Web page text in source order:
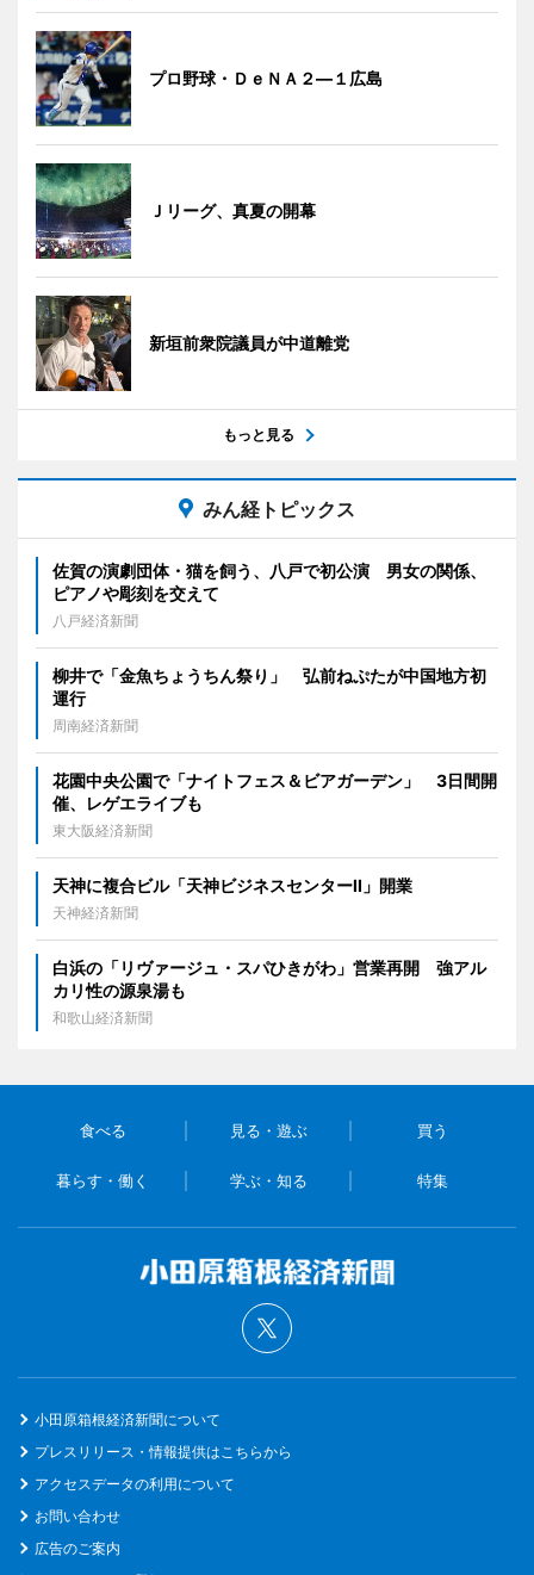
プロ野球・ＤｅＮＡ２―１広島
Ｊリーグ、真夏の開幕
新垣前衆院議員が中道離党
もっと見る
みん経トピックス
佐賀の演劇団体・猫を飼う、八戸で初公演 男女の関係、
ピアノや彫刻を交えて
八戸経済新聞
柳井で「金魚ちょうちん祭り」 弘前ねぷたが中国地方初
運行
周南経済新聞
花園中央公園で「ナイトフェス＆ビアガーデン」 3日間開
催、レゲエライブも
東大阪経済新聞
天神に複合ビル「天神ビジネスセンターII」開業
天神経済新聞
白浜の「リヴァージュ・スパひきがわ」営業再開 強アル
カリ性の源泉湯も
和歌山経済新聞
食べる 見る・遊ぶ 買う
暮らす・働く 学ぶ・知る 特集
小田原箱根経済新聞について
プレスリリース・情報提供はこちらから
アクセスデータの利用について
お問い合わせ
広告のご案内